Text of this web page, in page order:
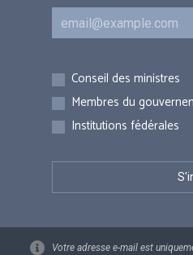
Courriel
Inscriptions
Conseil des ministres
Membres du
Institutions fédérales
Votre adresse e-mail est